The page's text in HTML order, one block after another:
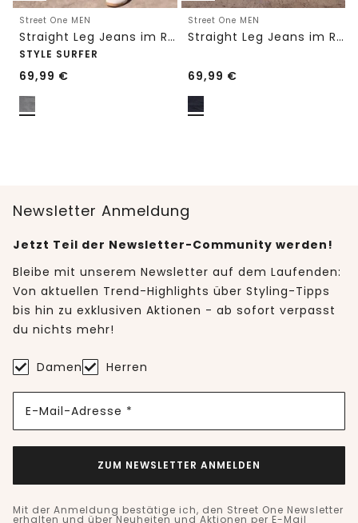
Street One MEN
Straight Leg Jeans im Regular Fit
STYLE SURFER
69,99 €
Street One MEN
Straight Leg Jeans im Regular Fit
69,99 €
Newsletter Anmeldung
Jetzt Teil der Newsletter-Community werden!
Bleibe mit unserem Newsletter auf dem Laufenden:
Von aktuellen Trend-Highlights über Styling-Tipps
bis hin zu exklusiven Aktionen - ab sofort verpasst
du nichts mehr!
Damen Herren
E-Mail-Adresse *
ZUM NEWSLETTER ANMELDEN
Mit der Anmeldung bestätige ich, den Street One Newsletter
erhalten und über Neuheiten und Aktionen per E-Mail